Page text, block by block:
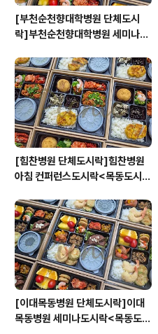
[부천순천향대학병원 단체도시
락]부천순천향대학병원 세미나도
시락케이터링:원스피크닉>
[힘찬병원 단체도시락]힘찬병원
아침 컨퍼런스도시락<목동도시
원스피크닉>
[이대목동병원 단체도시락]이대
목동병원 세미나도시락<목동도시